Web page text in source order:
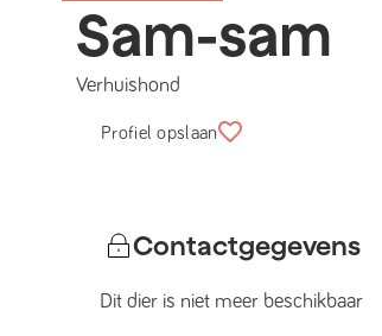
Sam-sam
Verhuishond
Profiel opslaan
Contactgegevens
Dit dier is niet meer beschikbaar